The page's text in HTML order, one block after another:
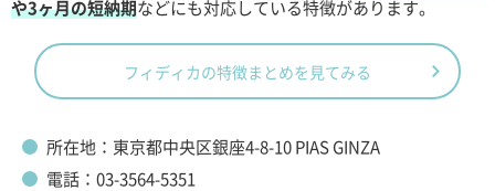
や3ヶ月の短納期などにも対応している特徴があります。
フィディカの特徴まとめを見てみる
所在地：東京都中央区銀座4-8-10 PIAS GINZA
電話：03-3564-5351